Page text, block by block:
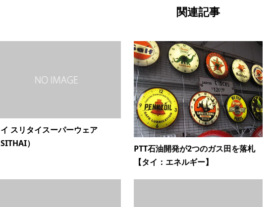
関連記事
スリタイスーパーウェア
SITHAI）
PTT石油開発が2つのガス田を落札
【タイ：エネルギー】